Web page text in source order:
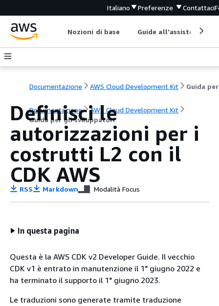
Italiano Preferenze Contattaci
Nozioni di base Guide all'assistenza
Documentazione AWS Cloud Development Kit
Documentazione
AWS Cloud Development Kit
Guida per gli sviluppatori
Definisci le
autorizzazioni per i
costrutti L2 con il
CDK AWS
RSS Markdown Modalità Focus
In questa pagina
Questa è la AWS CDK v2 Developer Guide. Il vecchio
CDK v1 è entrato in manutenzione il 1° giugno 2022 e
ha terminato il supporto il 1° giugno 2023.
Le traduzioni sono generate tramite traduzione